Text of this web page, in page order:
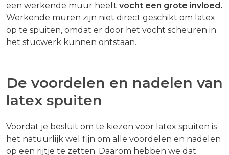
een werkende muur heeft vocht een grote invloed.
Werkende muren zijn niet direct geschikt om latex
op te spuiten, omdat er door het vocht scheuren in
het stucwerk kunnen ontstaan.
De voordelen en nadelen van
latex spuiten
Voordat je besluit om te kiezen voor latex spuiten is
het natuurlijk wel fijn om alle voordelen en nadelen
op een rijtje te zetten. Daarom hebben we dat